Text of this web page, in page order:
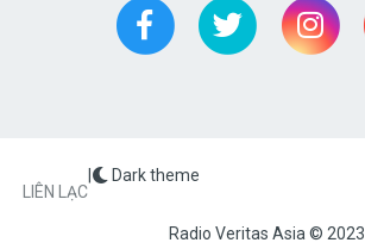
Radio Veritas Asia © 2023
FOOTER
LIÊN LẠC
Dark theme